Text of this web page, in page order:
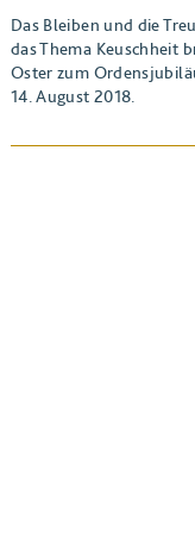
Das Bleiben und die
das Thema Keuschheit
Oster zum
14. August 2018.